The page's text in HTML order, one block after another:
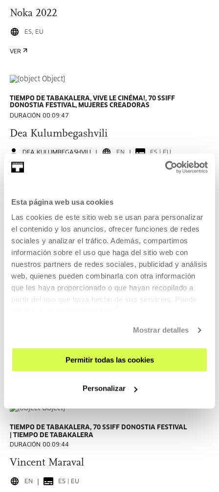
Esta página web usa cookies
Las cookies de este sitio web se usan para personalizar
el contenido y los anuncios, ofrecer funciones de redes
sociales y analizar el tráfico. Además, compartimos
información sobre el uso que haga del sitio web con
nuestros partners de redes sociales, publicidad y análisis
web, quienes pueden combinarla con otra información
que les haya proporcionado o que hayan recopilado a
partir del uso que haya hecho de sus servicios. Puede
Mostrar detalles
Permitir todas las cookies
Personalizar
Noka 2022
ES, EU
VER
TIEMPO DE TABAKALERA, VIVE LE CINÉMA!, 70 SSIFF
DONOSTIA FESTIVAL, MUJERES CREADORAS
DURACIÓN 00:09:47
Dea Kulumbegashvili
DEA KULUMBEGASHVILI EN ES | EU
VER
70 SSIFF DONOSTIA FESTIVAL
DURACIÓN -
Elena López Riera, de Cannes a Tabakalera
LEER
ES | EU
TIEMPO DE TABAKALERA, 70 SSIFF DONOSTIA FESTIVAL
TIEMPO DE TABAKALERA
DURACIÓN 00:09:44
Vincent Maraval
EN ES | EU